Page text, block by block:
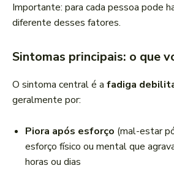
Importante: para cada pessoa pode
diferente desses fatores.
Sintomas principais: o que
O sintoma central é a fadiga
geralmente por:
Piora após esforço (mal-estar
esforço físico ou mental que
horas ou dias